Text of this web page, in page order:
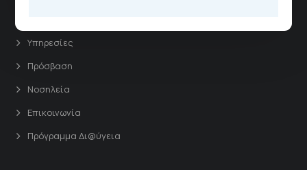
Υπηρεσίες
Πρόσβαση
Νοσηλεία
Επικοινωνία
Πρόγραμμα Δι@ύγεια